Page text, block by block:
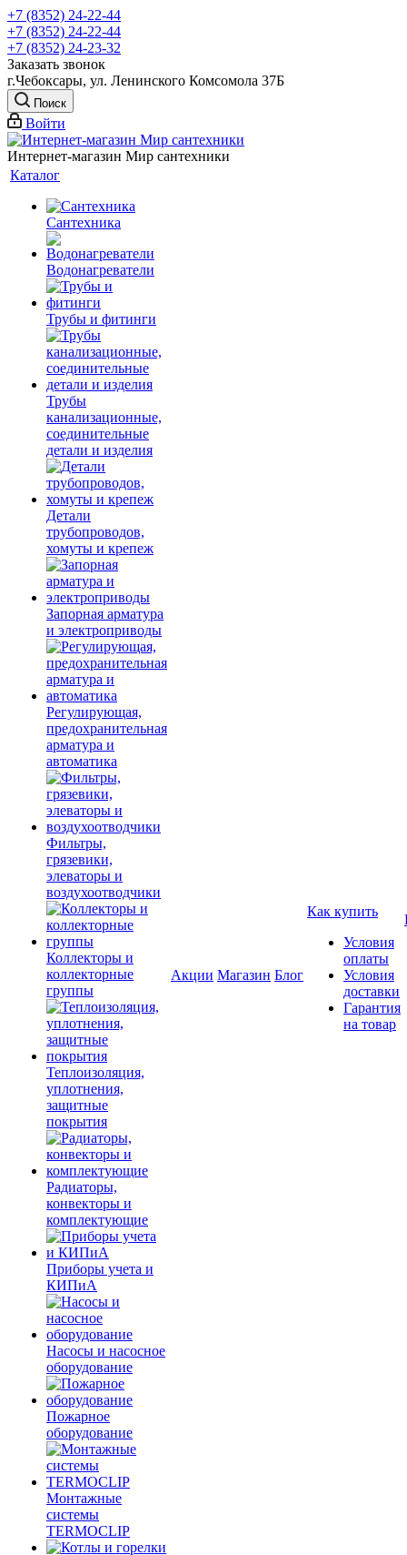
+7 (8352) 24-22-44
+7 (8352) 24-22-44
+7 (8352) 24-23-32
Заказать звонок
г.Чебоксары, ул. Ленинского Комсомола 37Б
Поиск
Войти
Интернет-магазин Мир сантехники
Каталог
Сантехника
Водонагреватели
Трубы и фитинги
Трубы
канализационные,
соединительные
детали и изделия
Детали
трубопроводов,
хомуты и крепеж
Запорная арматура
и электроприводы
Регулирующая,
предохранительная
арматура и
автоматика
Фильтры,
грязевики,
элеваторы и
воздухоотводчики
Коллекторы и
коллекторные
группы
Теплоизоляция,
уплотнения,
защитные
покрытия
Радиаторы,
конвекторы и
комплектующие
Приборы учета и
КИПиА
Насосы и насосное
оборудование
Пожарное
оборудование
Монтажные
системы
TERMOCLIP
Акции Магазин Блог
Как купить
Условия
оплаты
Условия
доставки
Гарантия
на товар